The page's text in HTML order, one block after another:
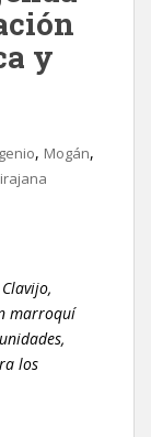
y
, Mogán,
marroquí
los